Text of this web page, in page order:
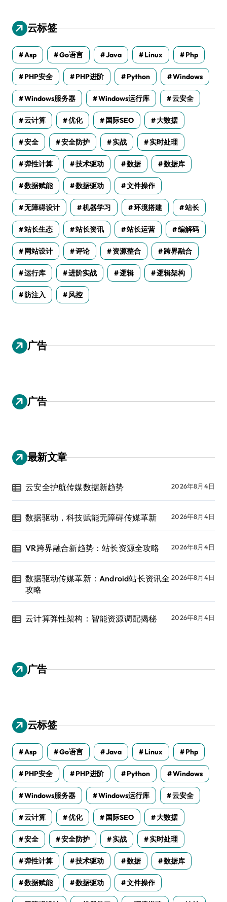
云标签
Asp Go语言 Java Linux Php
PHP安全 PHP进阶 Python Windows
Windows服务器 Windows运行库 云安全
云计算 优化 国际SEO 大数据
安全 安全防护 实战 实时处理
弹性计算 技术驱动 数据 数据库
数据赋能 数据驱动 文件操作
无障碍设计 机器学习 环境搭建 站长
站长生态 站长资讯 站长运营 编解码
网站设计 评论 资源整合 跨界融合
运行库 进阶实战 逻辑 逻辑架构
防注入 风控
广告
广告
最新文章
云安全护航传媒数据新趋势 2026年8月4日
数据驱动，科技赋能无障碍传媒革新 2026年8月4日
VR跨界融合新趋势：站长资源全攻略 2026年8月4日
数据驱动传媒革新：Android站长资讯全
攻略
2026年8月4日
云计算弹性架构：智能资源调配揭秘 2026年8月4日
广告
云标签
Asp Go语言 Java Linux Php
PHP安全 PHP进阶 Python Windows
Windows服务器 Windows运行库 云安全
云计算 优化 国际SEO 大数据
安全 安全防护 实战 实时处理
弹性计算 技术驱动 数据 数据库
数据赋能 数据驱动 文件操作